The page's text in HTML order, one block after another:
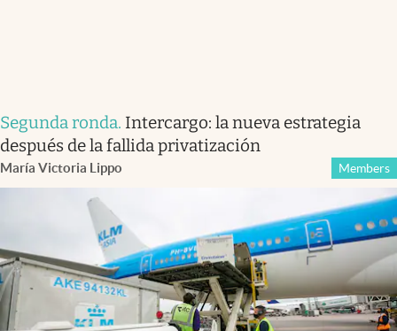
Segunda ronda. Intercargo: la nueva estrategia
después de la fallida privatización
María Victoria Lippo Members